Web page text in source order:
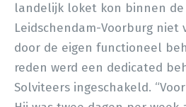
landelijk loket kon binnen de
Leidschendam-Voorburg niet
door de eigen functioneel
reden werd een dedicated
Solviteers ingeschakeld.